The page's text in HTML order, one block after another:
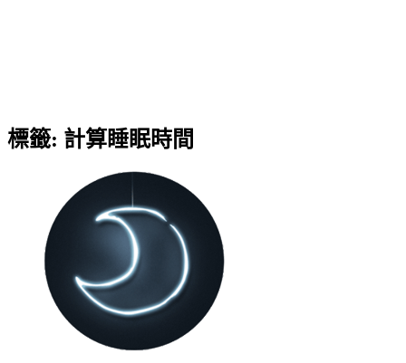
標籤: 計算睡眠時間